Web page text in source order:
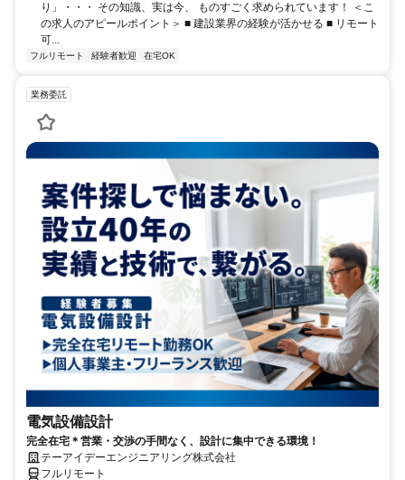
り」・・・ その知識、実は今、 ものすごく求められています！ ＜こ
の求人のアピールポイント＞ ■ 建設業界の経験が活かせる ■ リモート
可...
フルリモート 経験者歓迎 在宅OK
業務委託
電気設備設計
完全在宅＊営業・交渉の手間なく、設計に集中できる環境！
テーアイデーエンジニアリング株式会社
フルリモート